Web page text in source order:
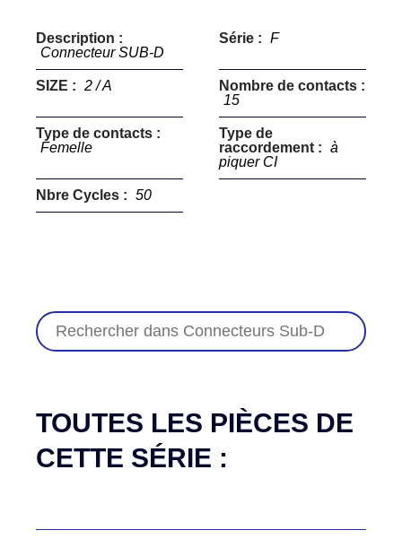
Description :
Connecteur SUB-D
Série : F
SIZE : 2 / A
Nombre de contacts :
15
Type de contacts :
Femelle
Type de
raccordement : à
piquer CI
Nbre Cycles : 50
TOUTES LES PIÈCES DE
CETTE SÉRIE :